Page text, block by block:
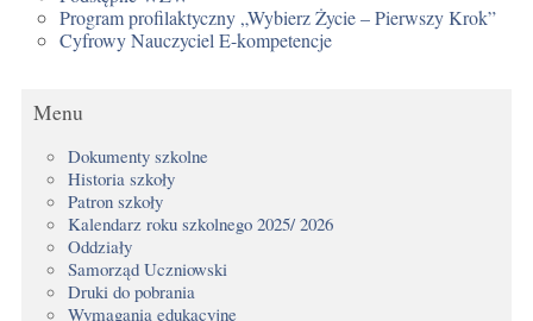
Program profilaktyczny „Wybierz Życie – Pierwszy Krok”
Cyfrowy Nauczyciel E-kompetencje
Menu
Dokumenty szkolne
Historia szkoły
Patron szkoły
Kalendarz roku szkolnego 2025/ 2026
Oddziały
Samorząd Uczniowski
Druki do pobrania
Wymagania edukacyjne